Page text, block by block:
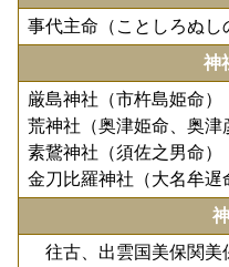
事代主命（ことしろぬし
神
厳島神社（市杵島姫命）
荒神社（奥津姫命、奥津
素鵞神社（須佐之男命）
金刀比羅神社（大名牟遅
往古、出雲国美保関美